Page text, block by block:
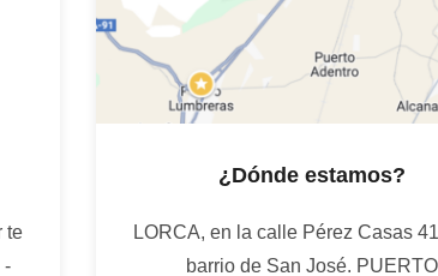
te
-
¿Dónde estamos?
LORCA, en la calle Pérez Casas
barrio de San José. PUERTO